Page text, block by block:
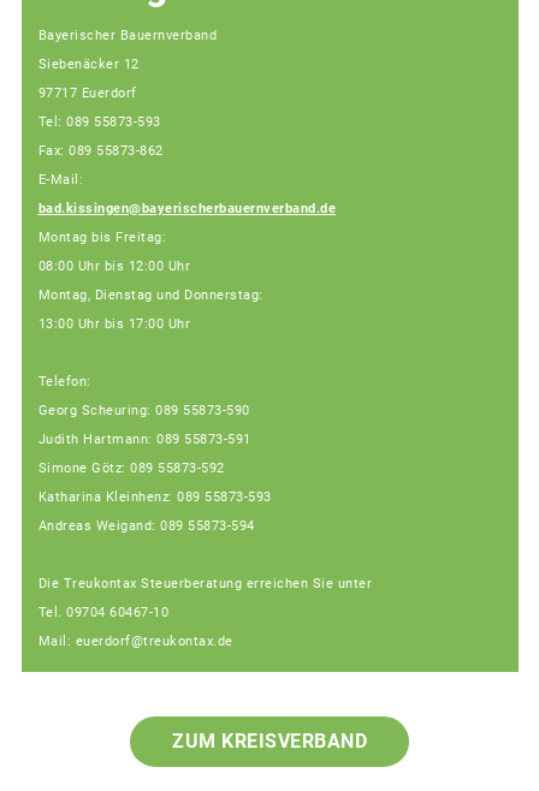
Bayerischer Bauernverband
Siebenäcker 12
97717 Euerdorf
Tel: 089 55873-593
Fax: 089 55873-862
E-Mail:
bad.kissingen@bayerischerbauernverband.de
Montag bis Freitag:
08:00 Uhr bis 12:00 Uhr
Montag, Dienstag und Donnerstag:
13:00 Uhr bis 17:00 Uhr
Telefon:
Georg Scheuring: 089 55873-590
Judith Hartmann: 089 55873-591
Simone Götz: 089 55873-592
Katharina Kleinhenz: 089 55873-593
Andreas Weigand: 089 55873-594
Die Treukontax Steuerberatung erreichen Sie unter
Tel. 09704 60467-10
Mail: euerdorf@treukontax.de
ZUM KREISVERBAND